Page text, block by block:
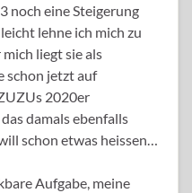
noch eine Steigerung
lehne ich mich zu
liegt sie als
schon jetzt auf
2020er
damals ebenfalls
schon etwas heissen…
Aufgabe, meine